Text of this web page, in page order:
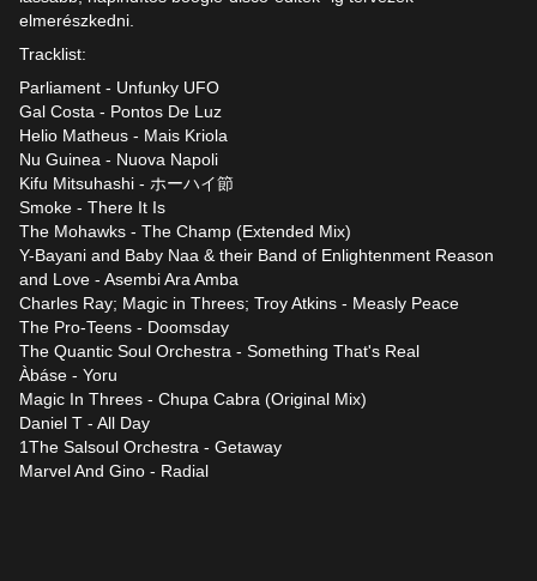
elmerészkedni.
Tracklist:
Parliament - Unfunky UFO
Gal Costa - Pontos De Luz
Helio Matheus - Mais Kriola
Nu Guinea - Nuova Napoli
Kifu Mitsuhashi - ホーハイ節
Smoke - There It Is
The Mohawks - The Champ (Extended Mix)
Y-Bayani and Baby Naa & their Band of Enlightenment Reason
and Love - Asembi Ara Amba
Charles Ray; Magic in Threes; Troy Atkins - Measly Peace
The Pro-Teens - Doomsday
The Quantic Soul Orchestra - Something That's Real
Àbáse - Yoru
Magic In Threes - Chupa Cabra (Original Mix)
Daniel T - All Day
1The Salsoul Orchestra - Getaway
Marvel And Gino - Radial